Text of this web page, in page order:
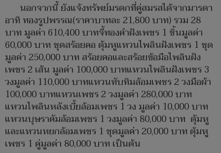
นอกจากนี้ ยังแจ้งทรัพย์มรดกที่คู่สมรสได้จากมารดา
อาทิ ทองรูปพรรณ(ราคาบาทละ 21,800 บาท) รวม 28
บาท มูลค่า 610,400 บาทจี้ทองคำฝังเพชร 1 ชิ้นมูลค่า
60,000 บาท ชุดสร้อยคอ ตุ้มหูแหวนไพลินฝังเพชร 1 ชุด
มูลค่า 250,000 บาท สร้อยคอและสร้อยข้อมือไพลินฝัง
เพชร 2 เส้น มูลค่า 100,000 บาทแหวนไพลินฝังเพชร 3
วงมูลค่า 110,000 บาทแหวนทับทิมล้อมเพชร 2 วงมือผ้า
100,000 บาทแหวนเพชร 2 วงมูลค่า 280,000 บาท
แหวนไพลินหลังเบี้ยล้อมเพชร 1 วง มูลค่า 10,000 บาท
แหวนบุษราคัมล้อมเพชร 1 วงมูลค่า 80,000 บาท ตุ้มหู
และแหวนหยกล้อมเพชร 1 ชุดมูลค่า 20,000 บาท ตุ้มหู
เพชร 1 คู่มูลค่า 80,000 บาท เป็นต้น